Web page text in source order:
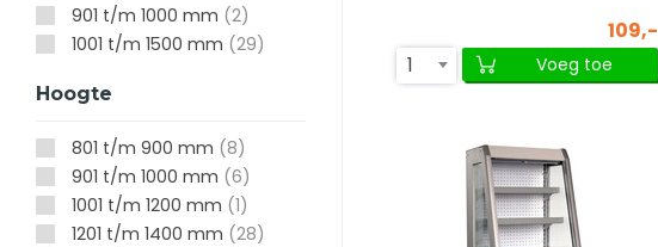
901 t/m 1000 mm (2)
1001 t/m 1500 mm (29)
Hoogte
801 t/m 900 mm (8)
901 t/m 1000 mm (6)
1001 t/m 1200 mm (1)
1201 t/m 1400 mm (28)
109,-
1
Voeg toe